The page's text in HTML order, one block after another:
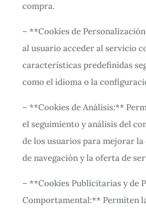
compra.
– **Cookies de
al usuario acceder al servicio
características predefinidas
como el idioma o la
– **Cookies de Análisis:**
el seguimiento y análisis del
de los usuarios para mejorar
de navegación y la oferta de
– **Cookies Publicitarias y de
Comportamental:** Permiten